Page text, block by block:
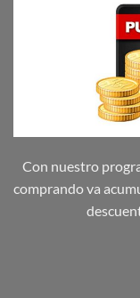
Con nuestro
comprando va